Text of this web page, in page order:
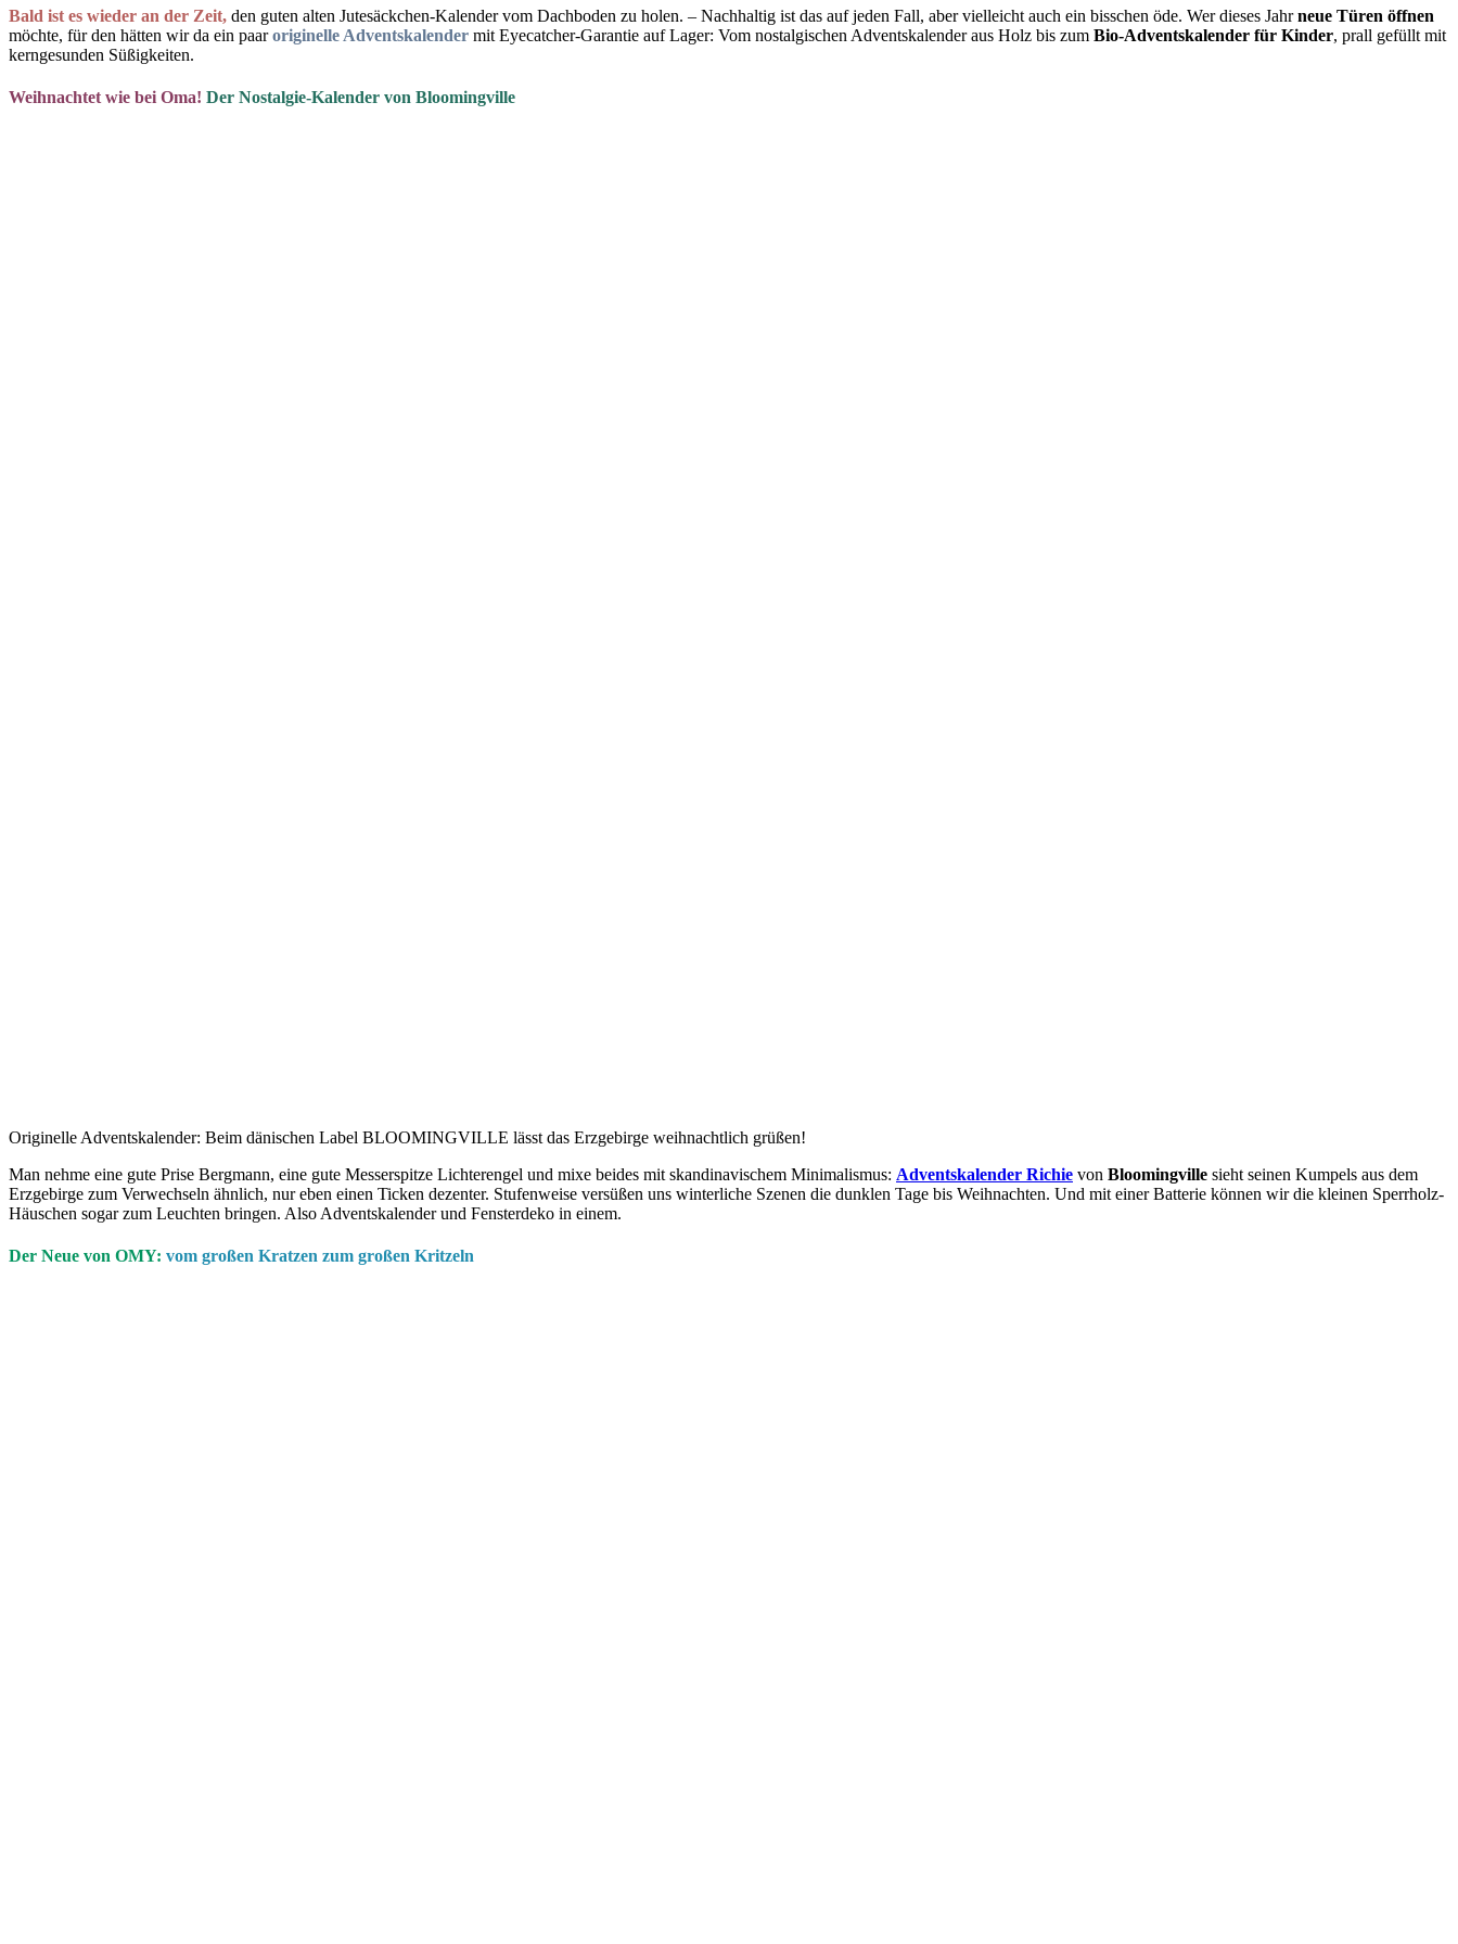
Bald ist es wieder an der Zeit, den guten alten Jutesäckchen-Kalender vom Dachboden zu holen. – Nachhaltig ist das auf jeden Fall, aber vielleicht auch ein bisschen öde. Wer dieses Jahrneue Türen öffnen
möchte, für den hätten wir da ein paaroriginelle Adventskalender mit Eyecatcher-Garantie auf Lager: Vom nostalgischen Adventskalender aus Holz bis zum Bio-Adventskalender für Kinder, prall gefüllt mit
kerngesunden Süßigkeiten.
Weihnachtet wie bei Oma! Der Nostalgie-Kalender von Bloomingville
Originelle Adventskalender: Beim dänischen Label BLOOMINGVILLE lässt das Erzgebirge weihnachtlich grüßen!
Man nehme eine gute Prise Bergmann, eine gute Messerspitze Lichterengel und mixe beides mit skandinavischem Minimalismus: Adventskalender Richie von Bloomingville sieht seinen Kumpels aus dem
Erzgebirge zum Verwechseln ähnlich, nur eben einen Ticken dezenter. Stufenweise versüßen uns winterliche Szenen die dunklen Tage bis Weihnachten. Und mit einer Batterie können wir die kleinen Sperrholz-
Häuschen sogar zum Leuchten bringen. Also Adventskalender und Fensterdeko in einem.
Der Neue von OMY: vom großen Kratzen zum großen Kritzeln